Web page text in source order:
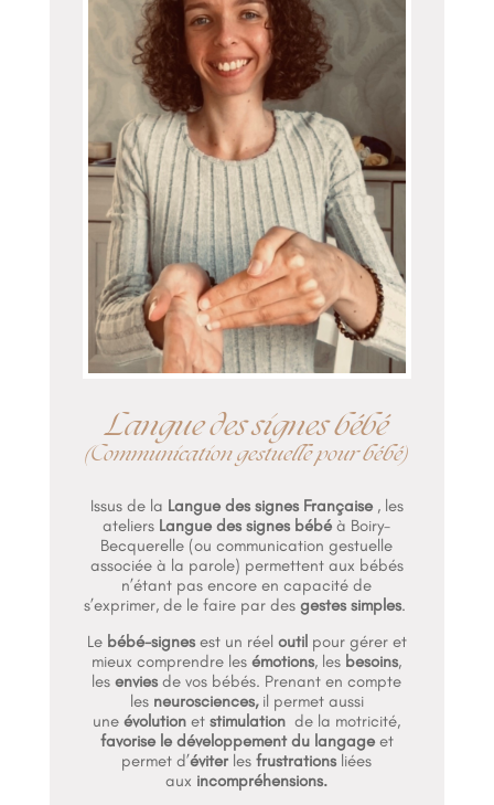
Langue des signes bébé
(Communication gestuelle pour bébé)
Issus de la Langue des signes Française , les
ateliers Langue des signes bébéà Boiry-
Becquerelle (ou communication gestuelle
associée à la parole) permettent aux bébés
n’étant pas encore en capacité de
s’exprimer, de le faire par des gestes simples.
Le bébé-signesest un réel outil pour gérer et
mieux comprendre lesémotions, les besoins,
lesenvies de vos bébés. Prenant en compte
les neurosciences, il permet aussi
uneévolution etstimulation de la motricité,
favorise le développement du langageet
permet d’éviter lesfrustrations liées
aux incompréhensions.